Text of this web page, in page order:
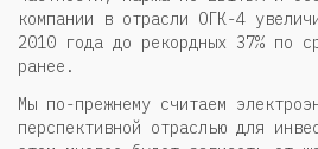
компании в отрасли ОГК-4
2010 года до рекордных 37% по
ранее.
Мы по-прежнему считаем
перспективной отраслью для